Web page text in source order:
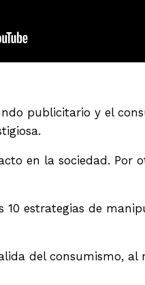
publicitario y el
en la sociedad. Por
10 estrategias de
del consumismo, al